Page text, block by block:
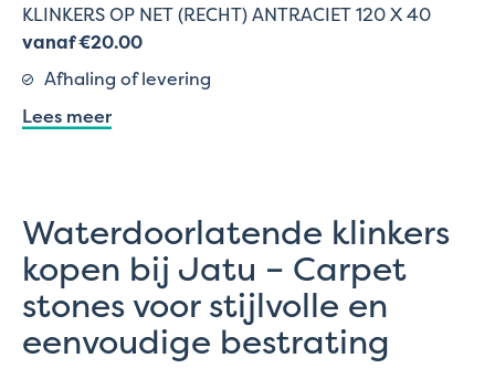
KLINKERS OP NET (RECHT) ANTRACIET 120 X 40
vanaf €20.00
Afhaling of levering
Lees meer
Waterdoorlatende klinkers
kopen bij Jatu – Carpet
stones voor stijlvolle en
eenvoudige bestrating